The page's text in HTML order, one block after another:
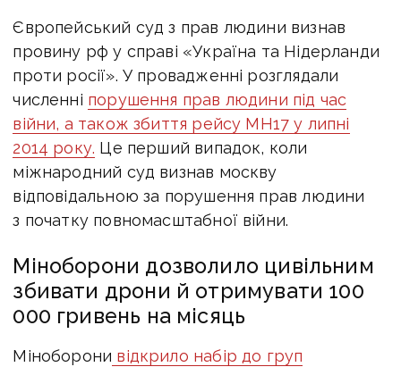
Європейський суд з прав людини визнав
провину рф у справі «Україна та Нідерланди
проти росії». У провадженні розглядали
численні порушення прав людини під час
війни, а також збиття рейсу MH17 у липні
2014 року. Це перший випадок, коли
міжнародний суд визнав москву
відповідальною за порушення прав людини
з початку повномасштабної війни.
Міноборони дозволило цивільним
збивати дрони й отримувати 100
000 гривень на місяць
Міноборони відкрило набір до груп